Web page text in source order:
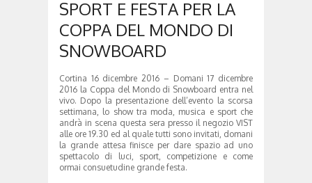
SPORT E FESTA PER LA
COPPA DEL MONDO DI
SNOWBOARD
Cortina 16 dicembre 2016 – Domani 17 dicembre
2016 la Coppa del Mondo di Snowboard entra nel
vivo. Dopo la presentazione dell’evento la scorsa
settimana, lo show tra moda, musica e sport che
andrà in scena questa sera presso il negozio VIST
alle ore 19.30 ed al quale tutti sono invitati, domani
la grande attesa finisce per dare spazio ad uno
spettacolo di luci, sport, competizione e come
ormai consuetudine grande festa.